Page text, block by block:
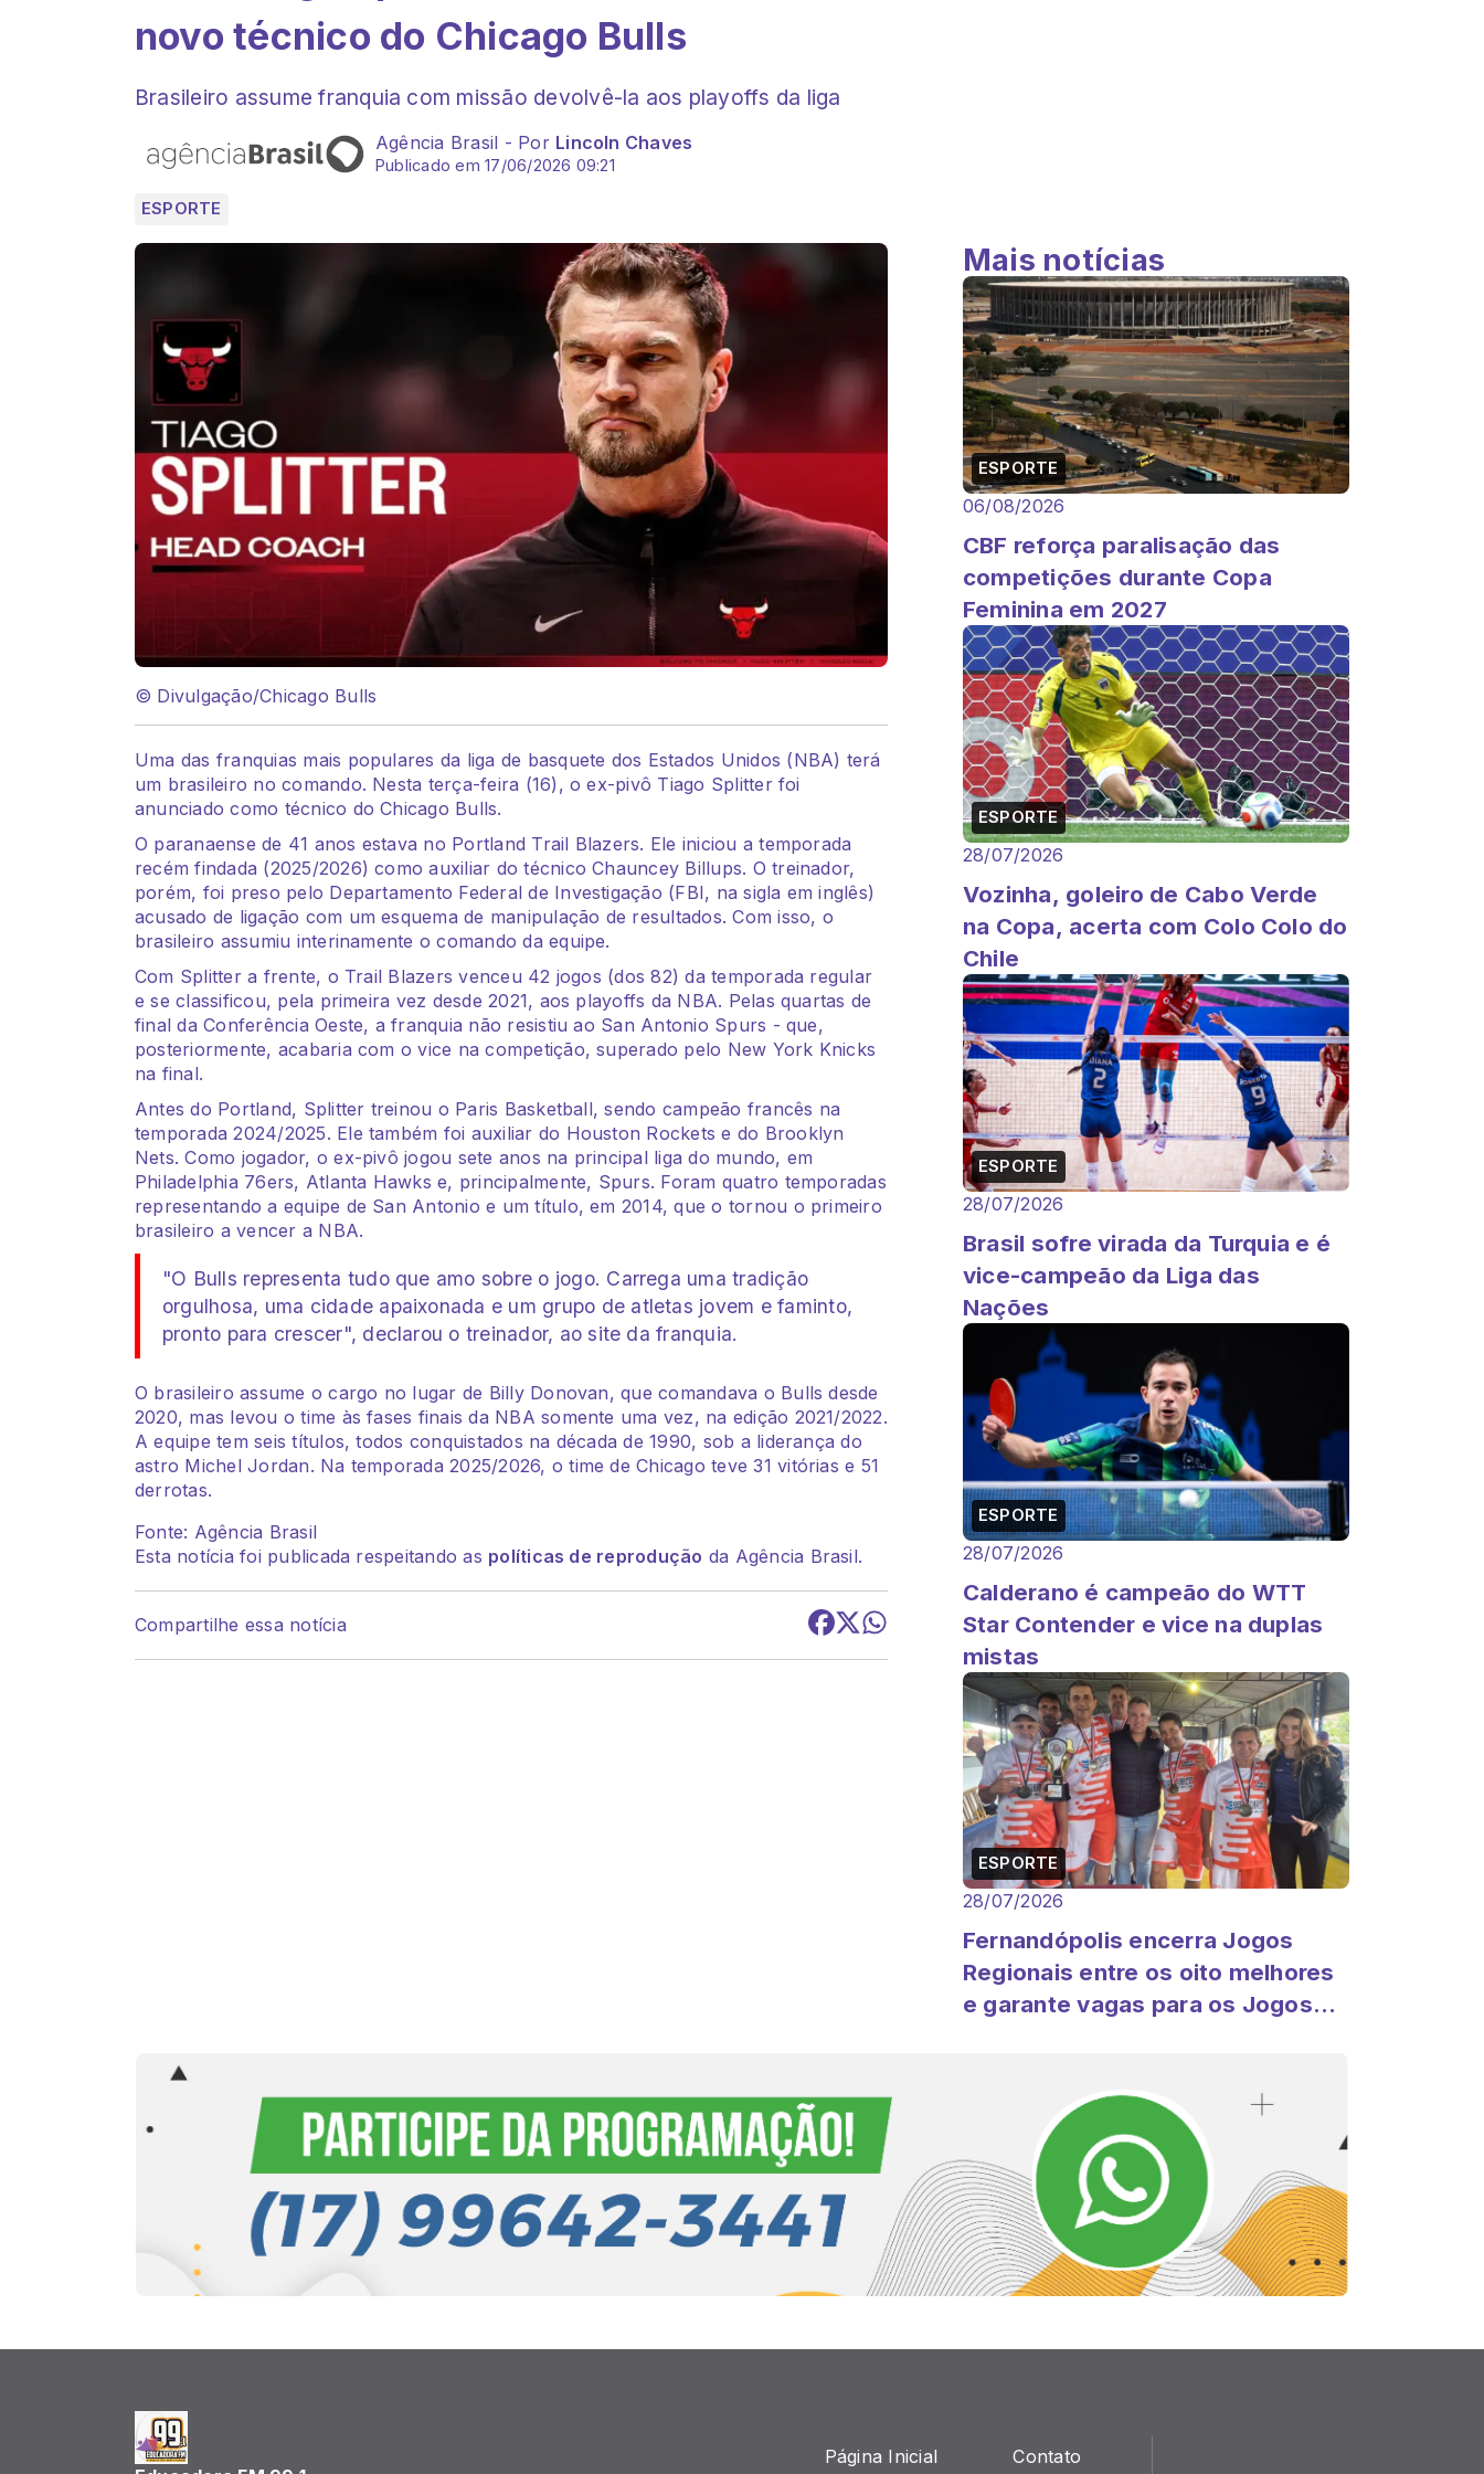
novo técnico do Chicago Bulls
Brasileiro assume franquia com missão devolvê-la aos playoffs da liga
Agência Brasil - Por Lincoln Chaves
Publicado em 17/06/2026 09:21
ESPORTE
© Divulgação/Chicago Bulls
Uma das franquias mais populares da liga de basquete dos Estados Unidos (NBA) terá
um brasileiro no comando. Nesta terça-feira (16), o ex-pivô Tiago Splitter foi
anunciado como técnico do Chicago Bulls.
O paranaense de 41 anos estava no Portland Trail Blazers. Ele iniciou a temporada
recém findada (2025/2026) como auxiliar do técnico Chauncey Billups. O treinador,
porém, foi preso pelo Departamento Federal de Investigação (FBI, na sigla em inglês)
acusado de ligação com um esquema de manipulação de resultados. Com isso, o
brasileiro assumiu interinamente o comando da equipe.
Com Splitter a frente, o Trail Blazers venceu 42 jogos (dos 82) da temporada regular
e se classificou, pela primeira vez desde 2021, aos playoffs da NBA. Pelas quartas de
final da Conferência Oeste, a franquia não resistiu ao San Antonio Spurs - que,
posteriormente, acabaria com o vice na competição, superado pelo New York Knicks
na final.
Antes do Portland, Splitter treinou o Paris Basketball, sendo campeão francês na
temporada 2024/2025. Ele também foi auxiliar do Houston Rockets e do Brooklyn
Nets. Como jogador, o ex-pivô jogou sete anos na principal liga do mundo, em
Philadelphia 76ers, Atlanta Hawks e, principalmente, Spurs. Foram quatro temporadas
representando a equipe de San Antonio e um título, em 2014, que o tornou o primeiro
brasileiro a vencer a NBA.
"O Bulls representa tudo que amo sobre o jogo. Carrega uma tradição
orgulhosa, uma cidade apaixonada e um grupo de atletas jovem e faminto,
pronto para crescer", declarou o treinador, ao site da franquia.
O brasileiro assume o cargo no lugar de Billy Donovan, que comandava o Bulls desde
2020, mas levou o time às fases finais da NBA somente uma vez, na edição 2021/2022.
A equipe tem seis títulos, todos conquistados na década de 1990, sob a liderança do
astro Michel Jordan. Na temporada 2025/2026, o time de Chicago teve 31 vitórias e 51
derrotas.
Fonte: Agência Brasil
Esta notícia foi publicada respeitando as políticas de reprodução da Agência Brasil.
Compartilhe essa notícia
Mais notícias
ESPORTE
06/08/2026
CBF reforça paralisação das
competições durante Copa
Feminina em 2027
ESPORTE
28/07/2026
Vozinha, goleiro de Cabo Verde
na Copa, acerta com Colo Colo do
Chile
ESPORTE
28/07/2026
Brasil sofre virada da Turquia e é
vice-campeão da Liga das
Nações
ESPORTE
28/07/2026
Calderano é campeão do WTT
Star Contender e vice na duplas
mistas
ESPORTE
28/07/2026
Fernandópolis encerra Jogos
Regionais entre os oito melhores
e garante vagas para os Jogos
Página Inicial Contato